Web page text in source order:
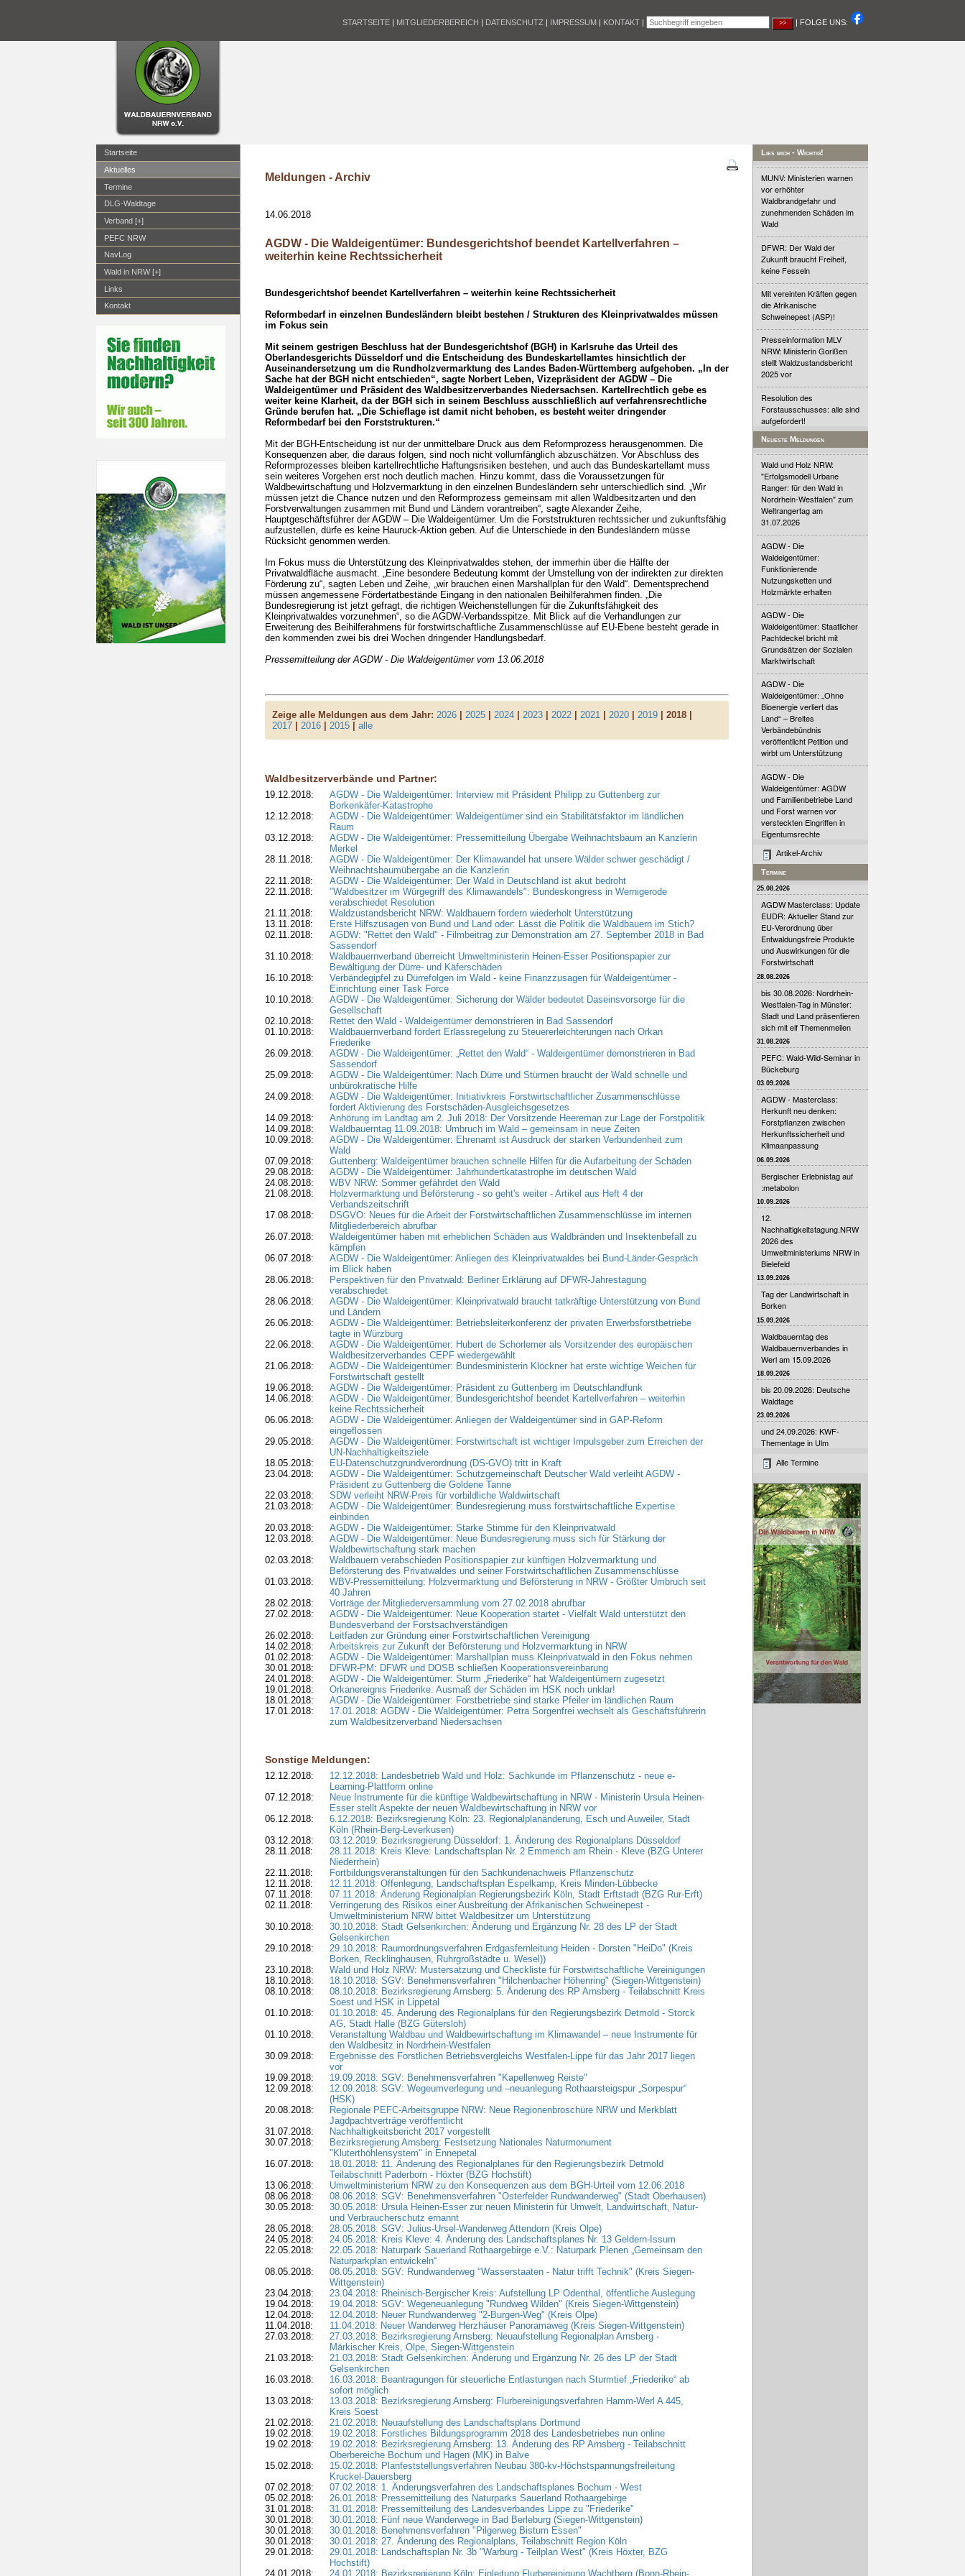
STARTSEITE | MITGLIEDERBEREICH | DATENSCHUTZ | IMPRESSUM | KONTAKT | | FOLGE UNS:
Startseite
Aktuelles
Termine
DLG-Waldtage
Verband [+]
PEFC NRW
NavLog
Wald in NRW [+]
Links
Kontakt
Meldungen - Archiv
14.06.2018
AGDW - Die Waldeigentümer: Bundesgerichtshof beendet Kartellverfahren –
weiterhin keine Rechtssicherheit
Bundesgerichtshof beendet Kartellverfahren – weiterhin keine Rechtssicherheit
Reformbedarf in einzelnen Bundesländern bleibt bestehen / Strukturen des Kleinprivatwaldes müssen
im Fokus sein
Mit seinem gestrigen Beschluss hat der Bundesgerichtshof (BGH) in Karlsruhe das Urteil des
Oberlandesgerichts Düsseldorf und die Entscheidung des Bundeskartellamtes hinsichtlich der
Auseinandersetzung um die Rundholzvermarktung des Landes Baden-Württemberg aufgehoben. „In der
Sache hat der BGH nicht entschieden“, sagte Norbert Leben, Vizepräsident der AGDW – Die
Waldeigentümer und Präsident des Waldbesitzerverbandes Niedersachsen. Kartellrechtlich gebe es
weiter keine Klarheit, da der BGH sich in seinem Beschluss ausschließlich auf verfahrensrechtliche
Gründe berufen hat. „Die Schieflage ist damit nicht behoben, es besteht weiter dringender
Reformbedarf bei den Forststrukturen.“
Mit der BGH-Entscheidung ist nur der unmittelbare Druck aus dem Reformprozess herausgenommen. Die
Konsequenzen aber, die daraus folgen, sind noch nicht vollumfänglich abzuschätzen. Vor Abschluss des
Reformprozesses bleiben kartellrechtliche Haftungsrisiken bestehen, und auch das Bundeskartellamt muss
sein weiteres Vorgehen erst noch deutlich machen. Hinzu kommt, dass die Voraussetzungen für
Waldbewirtschaftung und Holzvermarktung in den einzelnen Bundesländern sehr unterschiedlich sind. „Wir
müssen jetzt die Chance nutzen und den Reformprozess gemeinsam mit allen Waldbesitzarten und den
Forstverwaltungen zusammen mit Bund und Ländern vorantreiben“, sagte Alexander Zeihe,
Hauptgeschäftsführer der AGDW – Die Waldeigentümer. Um die Forststrukturen rechtssicher und zukunftsfähig
aufzustellen, dürfe es keine Hauruck-Aktion geben. Auf die Unterschiede in den Bundesländern müsse
Rücksicht genommen werden.
Im Fokus muss die Unterstützung des Kleinprivatwaldes stehen, der immerhin über die Hälfte der
Privatwaldfläche ausmacht. „Eine besondere Bedeutung kommt der Umstellung von der indirekten zur direkten
Förderung zu“, sagten Leben und Zeihe, „wir brauchen einen Marshallplan für den Wald“. Dementsprechend
müssen angemessene Fördertatbestände Eingang in den nationalen Beihilferahmen finden. „Die
Bundesregierung ist jetzt gefragt, die richtigen Weichenstellungen für die Zukunftsfähigkeit des
Kleinprivatwaldes vorzunehmen“, so die AGDW-Verbandsspitze. Mit Blick auf die Verhandlungen zur
Erweiterung des Beihilferahmens für forstwirtschaftliche Zusammenschlüsse auf EU-Ebene besteht gerade in
den kommenden zwei bis drei Wochen dringender Handlungsbedarf.
Pressemitteilung der AGDW - Die Waldeigentümer vom 13.06.2018
Zeige alle Meldungen aus dem Jahr: 2026| 2025| 2024| 2023| 2022| 2021| 2020| 2019| 2018 |
2017| 2016| 2015| alle
Waldbesitzerverbände und Partner:
19.12.2018:
AGDW - Die Waldeigentümer: Interview mit Präsident Philipp zu Guttenberg zur
Borkenkäfer-Katastrophe
12.12.2018:
AGDW - Die Waldeigentümer: Waldeigentümer sind ein Stabilitätsfaktor im ländlichen
Raum
03.12.2018:
AGDW - Die Waldeigentümer: Pressemitteilung Übergabe Weihnachtsbaum an Kanzlerin
Merkel
28.11.2018:
AGDW - Die Waldeigentümer: Der Klimawandel hat unsere Wälder schwer geschädigt /
Weihnachtsbaumübergabe an die Kanzlerin
22.11.2018:
AGDW - Die Waldeigentümer: Der Wald in Deutschland ist akut bedroht
22.11.2018:
"Waldbesitzer im Würgegriff des Klimawandels": Bundeskongress in Wernigerode
verabschiedet Resolution
21.11.2018:
Waldzustandsbericht NRW: Waldbauern fordern wiederholt Unterstützung
13.11.2018:
Erste Hilfszusagen von Bund und Land oder: Lässt die Politik die Waldbauern im Stich?
02.11.2018:
AGDW: "Rettet den Wald" - Filmbeitrag zur Demonstration am 27. September 2018 in Bad
Sassendorf
31.10.2018:
Waldbauernverband überreicht Umweltministerin Heinen-Esser Positionspapier zur
Bewältigung der Dürre- und Käferschäden
16.10.2018:
Verbändegipfel zu Dürrefolgen im Wald - keine Finanzzusagen für Waldeigentümer -
Einrichtung einer Task Force
10.10.2018:
AGDW - Die Waldeigentümer: Sicherung der Wälder bedeutet Daseinsvorsorge für die
Gesellschaft
02.10.2018:
Rettet den Wald - Waldeigentümer demonstrieren in Bad Sassendorf
01.10.2018:
Waldbauernverband fordert Erlassregelung zu Steuererleichterungen nach Orkan
Friederike
26.09.2018:
AGDW - Die Waldeigentümer: „Rettet den Wald“ - Waldeigentümer demonstrieren in Bad
Sassendorf
25.09.2018:
AGDW - Die Waldeigentümer: Nach Dürre und Stürmen braucht der Wald schnelle und
unbürokratische Hilfe
24.09.2018:
AGDW - Die Waldeigentümer: Initiativkreis Forstwirtschaftlicher Zusammenschlüsse
fordert Aktivierung des Forstschäden-Ausgleichsgesetzes
14.09.2018:
Anhörung im Landtag am 2. Juli 2018: Der Vorsitzende Heereman zur Lage der Forstpolitik
14.09.2018:
Waldbauerntag 11.09.2018: Umbruch im Wald – gemeinsam in neue Zeiten
10.09.2018:
AGDW - Die Waldeigentümer: Ehrenamt ist Ausdruck der starken Verbundenheit zum
Wald
07.09.2018:
Guttenberg: Waldeigentümer brauchen schnelle Hilfen für die Aufarbeitung der Schäden
29.08.2018:
AGDW - Die Waldeigentümer: Jahrhundertkatastrophe im deutschen Wald
24.08.2018:
WBV NRW: Sommer gefährdet den Wald
21.08.2018:
Holzvermarktung und Beförsterung - so geht's weiter - Artikel aus Heft 4 der
Verbandszeitschrift
17.08.2018:
DSGVO: Neues für die Arbeit der Forstwirtschaftlichen Zusammenschlüsse im internen
Mitgliederbereich abrufbar
26.07.2018:
Waldeigentümer haben mit erheblichen Schäden aus Waldbränden und Insektenbefall zu
kämpfen
06.07.2018:
AGDW - Die Waldeigentümer: Anliegen des Kleinprivatwaldes bei Bund-Länder-Gespräch
im Blick haben
28.06.2018:
Perspektiven für den Privatwald: Berliner Erklärung auf DFWR-Jahrestagung
verabschiedet
28.06.2018:
AGDW - Die Waldeigentümer: Kleinprivatwald braucht tatkräftige Unterstützung von Bund
und Ländern
26.06.2018:
AGDW - Die Waldeigentümer: Betriebsleiterkonferenz der privaten Erwerbsforstbetriebe
tagte in Würzburg
22.06.2018:
AGDW - Die Waldeigentümer: Hubert de Schorlemer als Vorsitzender des europäischen
Waldbesitzerverbandes CEPF wiedergewählt
21.06.2018:
AGDW - Die Waldeigentümer: Bundesministerin Klöckner hat erste wichtige Weichen für
Forstwirtschaft gestellt
19.06.2018:
AGDW - Die Waldeigentümer: Präsident zu Guttenberg im Deutschlandfunk
14.06.2018:
AGDW - Die Waldeigentümer: Bundesgerichtshof beendet Kartellverfahren – weiterhin
keine Rechtssicherheit
06.06.2018:
AGDW - Die Waldeigentümer: Anliegen der Waldeigentümer sind in GAP-Reform
eingeflossen
29.05.2018:
AGDW - Die Waldeigentümer: Forstwirtschaft ist wichtiger Impulsgeber zum Erreichen der
UN-Nachhaltigkeitsziele
18.05.2018:
EU-Datenschutzgrundverordnung (DS-GVO) tritt in Kraft
23.04.2018:
AGDW - Die Waldeigentümer: Schutzgemeinschaft Deutscher Wald verleiht AGDW -
Präsident zu Guttenberg die Goldene Tanne
22.03.2018:
SDW verleiht NRW-Preis für vorbildliche Waldwirtschaft
21.03.2018:
AGDW - Die Waldeigentümer: Bundesregierung muss forstwirtschaftliche Expertise
einbinden
20.03.2018:
AGDW - Die Waldeigentümer: Starke Stimme für den Kleinprivatwald
12.03.2018:
AGDW - Die Waldeigentümer: Neue Bundesregierung muss sich für Stärkung der
Waldbewirtschaftung stark machen
02.03.2018:
Waldbauern verabschieden Positionspapier zur künftigen Holzvermarktung und
Beförsterung des Privatwaldes und seiner Forstwirtschaftlichen Zusammenschlüsse
01.03.2018:
WBV-Pressemitteilung: Holzvermarktung und Beförsterung in NRW - Größter Umbruch seit
40 Jahren
28.02.2018:
Vorträge der Mitgliederversammlung vom 27.02.2018 abrufbar
27.02.2018:
AGDW - Die Waldeigentümer: Neue Kooperation startet - Vielfalt Wald unterstützt den
Bundesverband der Forstsachverständigen
26.02.2018:
Leitfaden zur Gründung einer Forstwirtschaftlichen Vereinigung
14.02.2018:
Arbeitskreis zur Zukunft der Beförsterung und Holzvermarktung in NRW
01.02.2018:
AGDW - Die Waldeigentümer: Marshallplan muss Kleinprivatwald in den Fokus nehmen
30.01.2018:
DFWR-PM: DFWR und DOSB schließen Kooperationsvereinbarung
24.01.2018:
AGDW - Die Waldeigentümer: Sturm „Friederike“ hat Waldeigentümern zugesetzt
19.01.2018:
Orkanereignis Friederike: Ausmaß der Schäden im HSK noch unklar!
18.01.2018:
AGDW - Die Waldeigentümer: Forstbetriebe sind starke Pfeiler im ländlichen Raum
17.01.2018:
17.01.2018: AGDW - Die Waldeigentümer: Petra Sorgenfrei wechselt als Geschäftsführerin
zum Waldbesitzerverband Niedersachsen
Sonstige Meldungen:
12.12.2018:
12.12.2018: Landesbetrieb Wald und Holz: Sachkunde im Pflanzenschutz - neue e-
Learning-Plattform online
07.12.2018:
Neue Instrumente für die künftige Waldbewirtschaftung in NRW - Ministerin Ursula Heinen-
Esser stellt Aspekte der neuen Waldbewirtschaftung in NRW vor
06.12.2018:
6.12.2018: Bezirksregierung Köln: 23. Regionalplanänderung, Esch und Auweiler, Stadt
Köln (Rhein-Berg-Leverkusen)
03.12.2018:
03.12.2019: Bezirksregierung Düsseldorf: 1. Änderung des Regionalplans Düsseldorf
28.11.2018:
28.11.2018: Kreis Kleve: Landschaftsplan Nr. 2 Emmerich am Rhein - Kleve (BZG Unterer
Niederrhein)
22.11.2018:
Fortbildungsveranstaltungen für den Sachkundenachweis Pflanzenschutz
12.11.2018:
12.11.2018: Offenlegung, Landschaftsplan Espelkamp, Kreis Minden-Lübbecke
07.11.2018:
07.11.2018: Änderung Regionalplan Regierungsbezirk Köln, Stadt Erftstadt (BZG Rur-Erft)
02.11.2018:
Verringerung des Risikos einer Ausbreitung der Afrikanischen Schweinepest -
Umweltministerium NRW bittet Waldbesitzer um Unterstützung
30.10.2018:
30.10.2018: Stadt Gelsenkirchen: Änderung und Ergänzung Nr. 28 des LP der Stadt
Gelsenkirchen
29.10.2018:
29.10.2018: Raumordnungsverfahren Erdgasfernleitung Heiden - Dorsten "HeiDo" (Kreis
Borken, Recklinghausen, Ruhrgroßstädte u. Wesel))
23.10.2018:
Wald und Holz NRW: Mustersatzung und Checkliste für Forstwirtschaftliche Vereinigungen
18.10.2018:
18.10.2018: SGV: Benehmensverfahren "Hilchenbacher Höhenring" (Siegen-Wittgenstein)
08.10.2018:
08.10.2018: Bezirksregierung Arnsberg: 5. Änderung des RP Arnsberg - Teilabschnitt Kreis
Soest und HSK in Lippetal
01.10.2018:
01.10.2018: 45. Änderung des Regionalplans für den Regierungsbezirk Detmold - Storck
AG, Stadt Halle (BZG Gütersloh)
01.10.2018:
Veranstaltung Waldbau und Waldbewirtschaftung im Klimawandel – neue Instrumente für
den Waldbesitz in Nordrhein-Westfalen
30.09.2018:
Ergebnisse des Forstlichen Betriebsvergleichs Westfalen-Lippe für das Jahr 2017 liegen
vor
19.09.2018:
19.09.2018: SGV: Benehmensverfahren "Kapellenweg Reiste"
12.09.2018:
12.09.2018: SGV: Wegeumverlegung und –neuanlegung Rothaarsteigspur „Sorpespur“
(HSK)
20.08.2018:
Regionale PEFC-Arbeitsgruppe NRW: Neue Regionenbroschüre NRW und Merkblatt
Jagdpachtverträge veröffentlicht
31.07.2018:
Nachhaltigkeitsbericht 2017 vorgestellt
30.07.2018:
Bezirksregierung Arnsberg: Festsetzung Nationales Naturmonument
"Kluterthöhlensystem" in Ennepetal
16.07.2018:
18.01.2018: 11. Änderung des Regionalplanes für den Regierungsbezirk Detmold
Teilabschnitt Paderborn - Höxter (BZG Hochstift)
13.06.2018:
Umweltministerium NRW zu den Konsequenzen aus dem BGH-Urteil vom 12.06.2018
08.06.2018:
08.06.2018: SGV: Benehmensverfahren "Osterfelder Rundwanderweg" (Stadt Oberhausen)
30.05.2018:
30.05.2018: Ursula Heinen-Esser zur neuen Ministerin für Umwelt, Landwirtschaft, Natur-
und Verbraucherschutz ernannt
28.05.2018:
28.05.2018: SGV: Julius-Ursel-Wanderweg Attendorn (Kreis Olpe)
24.05.2018:
24.05.2018: Kreis Kleve: 4. Änderung des Landschaftsplanes Nr. 13 Geldern-Issum
22.05.2018:
22.05.2018: Naturpark Sauerland Rothaargebirge e.V.: Naturpark Plenen „Gemeinsam den
Naturparkplan entwickeln“
08.05.2018:
08.05.2018: SGV: Rundwanderweg "Wasserstaaten - Natur trifft Technik" (Kreis Siegen-
Wittgenstein)
23.04.2018:
23.04.2018: Rheinisch-Bergischer Kreis: Aufstellung LP Odenthal, öffentliche Auslegung
19.04.2018:
19.04.2018: SGV: Wegeneuanlegung "Rundweg Wilden" (Kreis Siegen-Wittgenstein)
12.04.2018:
12.04.2018: Neuer Rundwanderweg "2-Burgen-Weg" (Kreis Olpe)
11.04.2018:
11.04.2018: Neuer Wanderweg Herzhäuser Panoramaweg (Kreis Siegen-Wittgenstein)
27.03.2018:
27.03.2018: Bezirksregierung Arnsberg: Neuaufstellung Regionalplan Arnsberg -
Märkischer Kreis, Olpe, Siegen-Wittgenstein
21.03.2018:
21.03.2018: Stadt Gelsenkirchen: Änderung und Ergänzung Nr. 26 des LP der Stadt
Gelsenkirchen
16.03.2018:
16.03.2018: Beantragungen für steuerliche Entlastungen nach Sturmtief „Friederike“ ab
sofort möglich
13.03.2018:
13.03.2018: Bezirksregierung Arnsberg: Flurbereinigungsverfahren Hamm-Werl A 445,
Kreis Soest
21.02.2018:
21.02.2018: Neuaufstellung des Landschaftsplans Dortmund
19.02.2018:
19.02.2018: Forstliches Bildungsprogramm 2018 des Landesbetriebes nun online
19.02.2018:
19.02.2018: Bezirksregierung Arnsberg: 13. Änderung des RP Arnsberg - Teilabschnitt
Oberbereiche Bochum und Hagen (MK) in Balve
15.02.2018:
15.02.2018: Planfeststellungsverfahren Neubau 380-kv-Höchstspannungsfreileitung
Kruckel-Dauersberg
07.02.2018:
07.02.2018: 1. Änderungsverfahren des Landschaftsplanes Bochum - West
05.02.2018:
26.01.2018: Pressemitteilung des Naturparks Sauerland Rothaargebirge
31.01.2018:
31.01.2018: Pressemitteilung des Landesverbandes Lippe zu "Friederike"
30.01.2018:
30.01.2018: Fünf neue Wanderwege in Bad Berleburg (Siegen-Wittgenstein)
30.01.2018:
30.01.2018: Benehmensverfahren "Pilgerweg Bistum Essen"
30.01.2018:
30.01.2018: 27. Änderung des Regionalplans, Teilabschnitt Region Köln
29.01.2018:
29.01.2018: Landschaftsplan Nr. 3b "Warburg - Teilplan West" (Kreis Höxter, BZG
Hochstift)
24.01.2018:
24.01.2018: Bezirksregierung Köln: Einleitung Flurbereinigung Wachtberg (Bonn-Rhein-
Lies mich - Wichtig!
MUNV: Ministerien warnen
vor erhöhter
Waldbrandgefahr und
zunehmenden Schäden im
Wald
DFWR: Der Wald der
Zukunft braucht Freiheit,
keine Fesseln
Mit vereinten Kräften gegen
die Afrikanische
Schweinepest (ASP)!
Presseinformation MLV
NRW: Ministerin Gorißen
stellt Waldzustandsbericht
2025 vor
Resolution des
Forstausschusses: alle sind
aufgefordert!
Neueste Meldungen
Wald und Holz NRW:
"Erfolgsmodell Urbane
Ranger: für den Wald in
Nordrhein-Westfalen" zum
Weltrangertag am
31.07.2026
AGDW - Die
Waldeigentümer:
Funktionierende
Nutzungsketten und
Holzmärkte erhalten
AGDW - Die
Waldeigentümer: Staatlicher
Pachtdeckel bricht mit
Grundsätzen der Sozialen
Marktwirtschaft
AGDW - Die
Waldeigentümer: „Ohne
Bioenergie verliert das
Land“ – Breites
Verbändebündnis
veröffentlicht Petition und
wirbt um Unterstützung
AGDW - Die
Waldeigentümer: AGDW
und Familienbetriebe Land
und Forst warnen vor
versteckten Eingriffen in
Eigentumsrechte
Artikel-Archiv
Termine
25.08.2026
AGDW Masterclass: Update
EUDR: Aktueller Stand zur
EU-Verordnung über
Entwaldungsfreie Produkte
und Auswirkungen für die
Forstwirtschaft
28.08.2026
bis 30.08.2026: Nordrhein-
Westfalen-Tag in Münster:
Stadt und Land präsentieren
sich mit elf Themenmeilen
31.08.2026
PEFC: Wald-Wild-Seminar in
Bückeburg
03.09.2026
AGDW - Masterclass:
Herkunft neu denken:
Forstpflanzen zwischen
Herkunftssicherheit und
Klimaanpassung
06.09.2026
Bergischer Erlebnistag auf
:metabolon
10.09.2026
12.
Nachhaltigkeitstagung.NRW
2026 des
Umweltministeriums NRW in
Bielefeld
13.09.2026
Tag der Landwirtschaft in
Borken
15.09.2026
Waldbauerntag des
Waldbauernverbandes in
Werl am 15.09.2026
18.09.2026
bis 20.09.2026: Deutsche
Waldtage
23.09.2026
und 24.09.2026: KWF-
Thementage in Ulm
Alle Termine